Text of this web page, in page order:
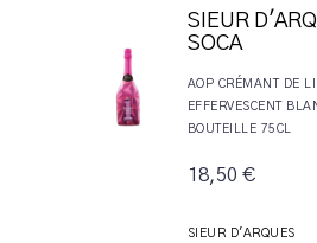
SIEUR
SOCA
AOP CRÉMANT DE
EFFERVESCENT
BOUTEILLE 75CL
18,50 €
SIEUR D'ARQUES